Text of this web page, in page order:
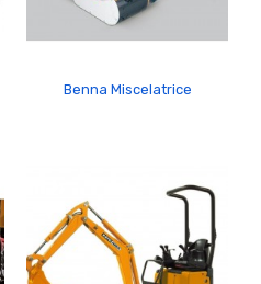
Benna Miscelatrice